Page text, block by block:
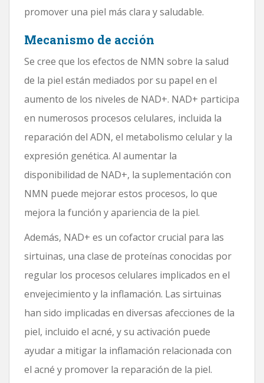
promover una piel más clara y saludable.
Mecanismo de acción
Se cree que los efectos de NMN sobre la salud
de la piel están mediados por su papel en el
aumento de los niveles de NAD+. NAD+ participa
en numerosos procesos celulares, incluida la
reparación del ADN, el metabolismo celular y la
expresión genética. Al aumentar la
disponibilidad de NAD+, la suplementación con
NMN puede mejorar estos procesos, lo que
mejora la función y apariencia de la piel.
Además, NAD+ es un cofactor crucial para las
sirtuinas, una clase de proteínas conocidas por
regular los procesos celulares implicados en el
envejecimiento y la inflamación. Las sirtuinas
han sido implicadas en diversas afecciones de la
piel, incluido el acné, y su activación puede
ayudar a mitigar la inflamación relacionada con
el acné y promover la reparación de la piel.